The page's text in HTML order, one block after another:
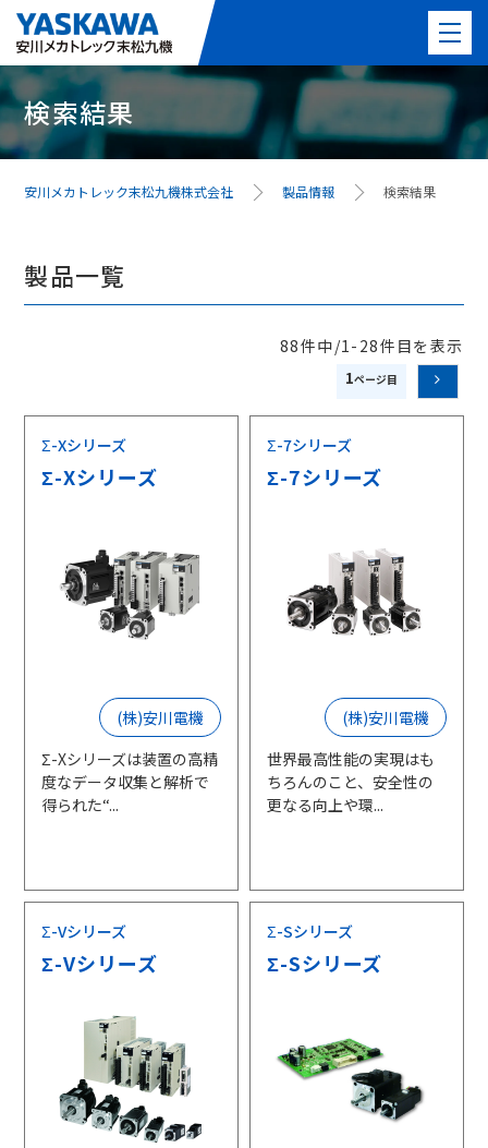
会社案内
製品情報
事業紹介
相談窓口
検索結果
安川メカトレック末松九機株式会社 製品情報 検索結果
製品一覧
88件中/1-28件目を表示
1
Σ-Xシリーズ
Σ-Xシリーズ
(株)安川電機
Σ-Xシリーズは装置の高精
度なデータ収集と解析で
得られた“...
Σ-7シリーズ
Σ-7シリーズ
(株)安川電機
世界最高性能の実現はも
ちろんのこと、安全性の
更なる向上や環...
Σ-Vシリーズ
Σ-Vシリーズ
Σ-Sシリーズ
Σ-Sシリーズ